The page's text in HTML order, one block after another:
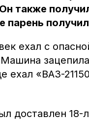
также
парень
ехал с
ехал «ВАЗ-
доставлен 18-